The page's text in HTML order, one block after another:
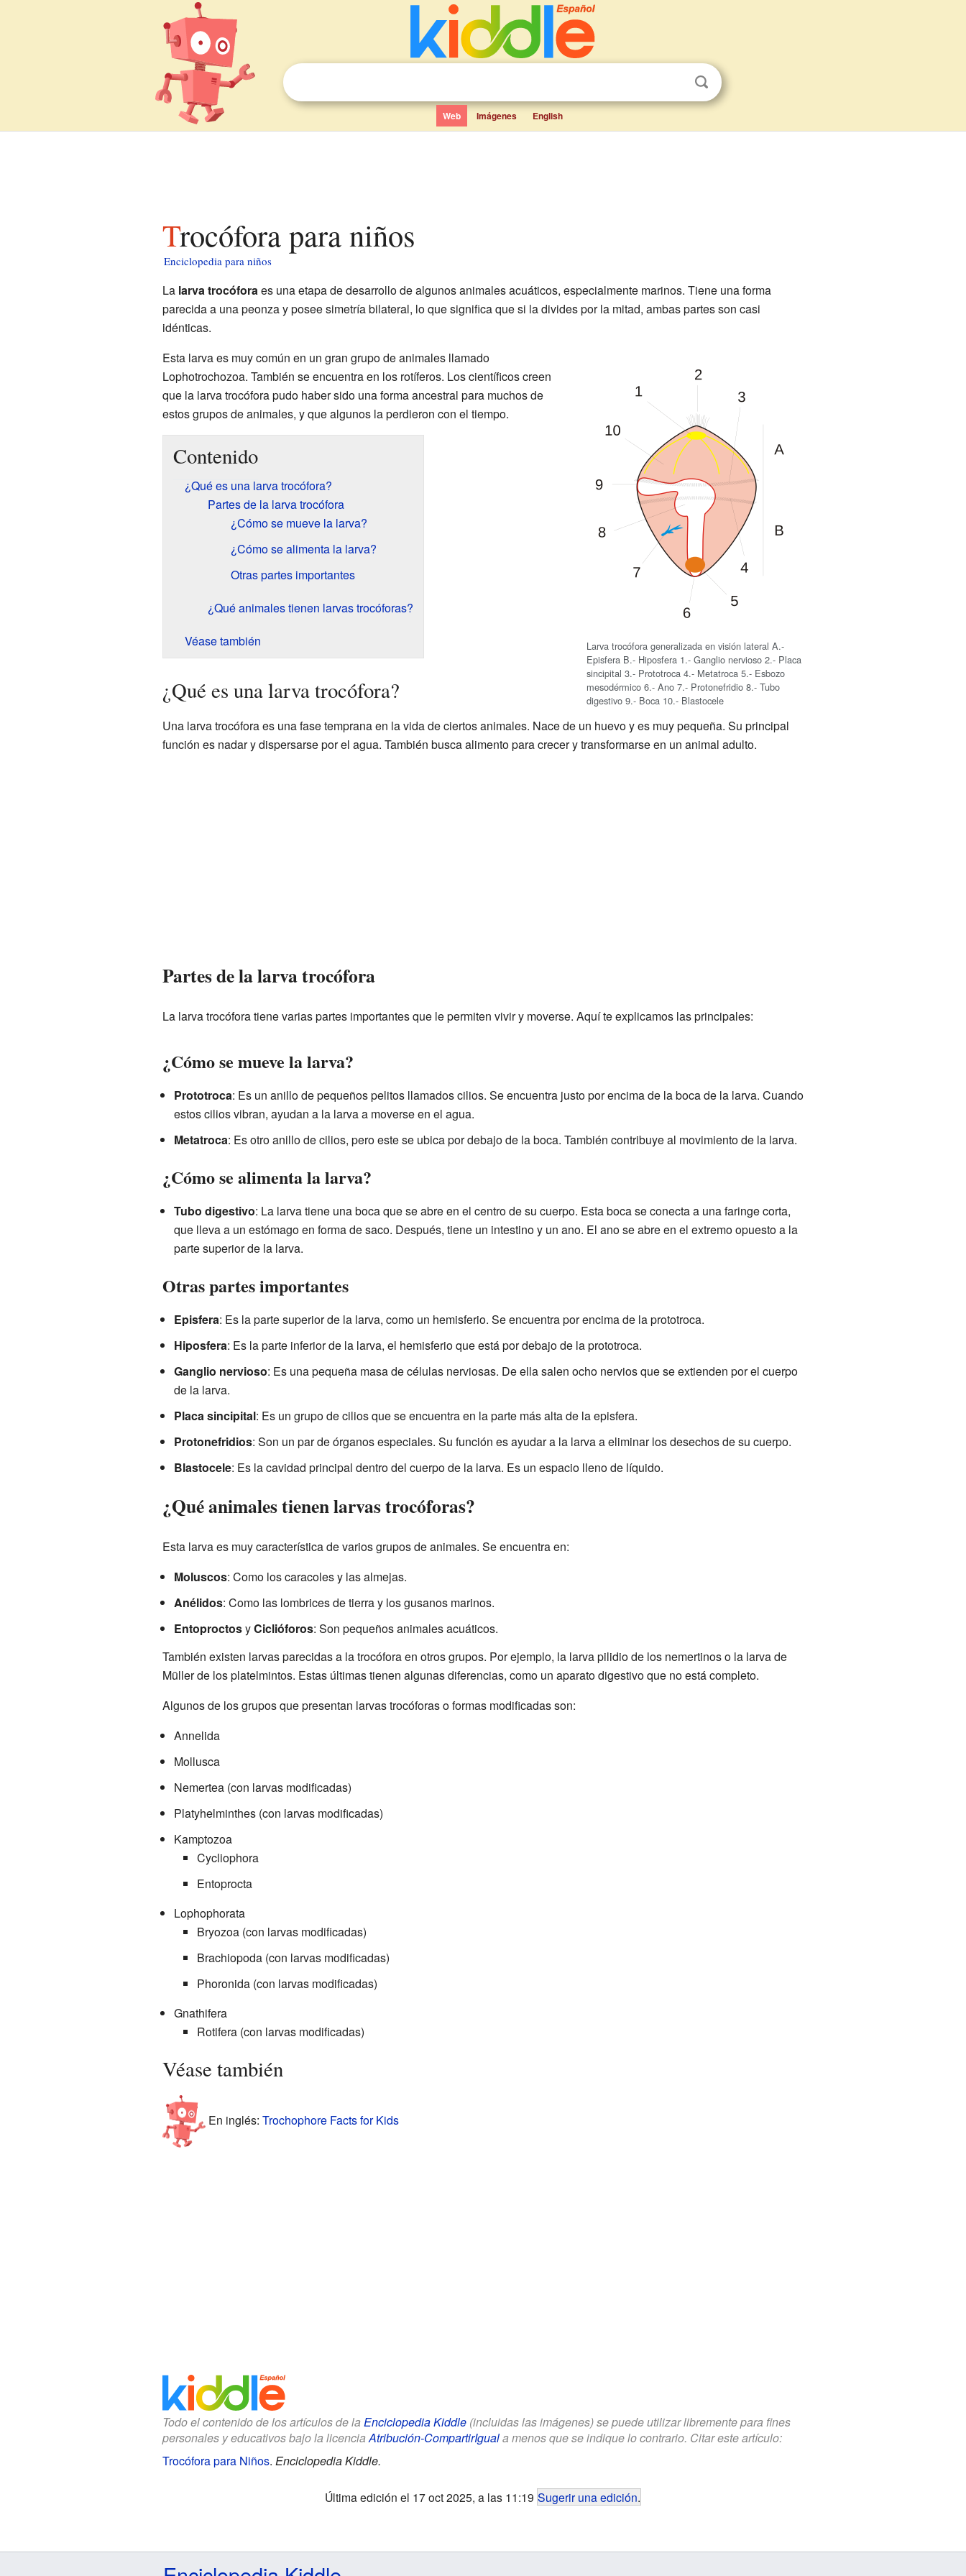
Web Imágenes English
Trocófora para niños
Enciclopedia para niños
La larva trocóforaes una etapa de desarrollo de algunos animales acuáticos, especialmente marinos. Tiene una forma
parecida a una peonza y posee simetría bilateral, lo que significa que si la divides por la mitad, ambas partes son casi
idénticas.
Larva trocófora generalizada en visión lateral A.-
Episfera B.- Hiposfera 1.- Ganglio nervioso 2.- Placa
sincipital 3.- Prototroca 4.- Metatroca 5.- Esbozo
mesodérmico 6.- Ano 7.- Protonefridio 8.- Tubo
digestivo 9.- Boca 10.- Blastocele
Esta larva es muy común en un gran grupo de animales llamado
Lophotrochozoa. También se encuentra en los rotíferos. Los científicos creen
que la larva trocófora pudo haber sido una forma ancestral para muchos de
estos grupos de animales, y que algunos la perdieron con el tiempo.
Contenido
¿Qué es una larva trocófora?
Partes de la larva trocófora
¿Cómo se mueve la larva?
¿Cómo se alimenta la larva?
Otras partes importantes
¿Qué animales tienen larvas trocóforas?
Véase también
¿Qué es una larva trocófora?
Una larva trocófora es una fase temprana en la vida de ciertos animales. Nace de un huevo y es muy pequeña. Su principal
función es nadar y dispersarse por el agua. También busca alimento para crecer y transformarse en un animal adulto.
Partes de la larva trocófora
La larva trocófora tiene varias partes importantes que le permiten vivir y moverse. Aquí te explicamos las principales:
¿Cómo se mueve la larva?
Prototroca: Es un anillo de pequeños pelitos llamados cilios. Se encuentra justo por encima de la boca de la larva. Cuando
estos cilios vibran, ayudan a la larva a moverse en el agua.
Metatroca: Es otro anillo de cilios, pero este se ubica por debajo de la boca. También contribuye al movimiento de la larva.
¿Cómo se alimenta la larva?
Tubo digestivo: La larva tiene una boca que se abre en el centro de su cuerpo. Esta boca se conecta a una faringe corta,
que lleva a un estómago en forma de saco. Después, tiene un intestino y un ano. El ano se abre en el extremo opuesto a la
parte superior de la larva.
Otras partes importantes
Episfera: Es la parte superior de la larva, como un hemisferio. Se encuentra por encima de la prototroca.
Hiposfera: Es la parte inferior de la larva, el hemisferio que está por debajo de la prototroca.
Ganglio nervioso: Es una pequeña masa de células nerviosas. De ella salen ocho nervios que se extienden por el cuerpo
de la larva.
Placa sincipital: Es un grupo de cilios que se encuentra en la parte más alta de la episfera.
Protonefridios: Son un par de órganos especiales. Su función es ayudar a la larva a eliminar los desechos de su cuerpo.
Blastocele: Es la cavidad principal dentro del cuerpo de la larva. Es un espacio lleno de líquido.
¿Qué animales tienen larvas trocóforas?
Esta larva es muy característica de varios grupos de animales. Se encuentra en:
Moluscos: Como los caracoles y las almejas.
Anélidos: Como las lombrices de tierra y los gusanos marinos.
EntoproctosyCiclióforos: Son pequeños animales acuáticos.
También existen larvas parecidas a la trocófora en otros grupos. Por ejemplo, la larva pilidio de los nemertinos o la larva de
Müller de los platelmintos. Estas últimas tienen algunas diferencias, como un aparato digestivo que no está completo.
Algunos de los grupos que presentan larvas trocóforas o formas modificadas son:
Annelida
Mollusca
Nemertea (con larvas modificadas)
Platyhelminthes (con larvas modificadas)
Kamptozoa
Cycliophora
Entoprocta
Lophophorata
Bryozoa (con larvas modificadas)
Brachiopoda (con larvas modificadas)
Phoronida (con larvas modificadas)
Gnathifera
Rotifera (con larvas modificadas)
Véase también
En inglés: Trochophore Facts for Kids
Todo el contenido de los artículos de la Enciclopedia Kiddle(incluidas las imágenes) se puede utilizar libremente para fines
personales y educativos bajo la licenciaAtribución-CompartirIguala menos que se indique lo contrario. Citar este artículo:
Trocófora para Niños. Enciclopedia Kiddle.
Última edición el 17 oct 2025, a las 11:19 Sugerir una edición.